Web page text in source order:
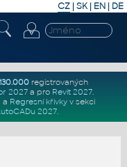
CZ | SK| EN | DE
registrovaných
2027a pro Revit 2027.
a Regresní křivkyv sekci
2027.